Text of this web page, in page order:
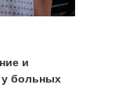
и
у больных